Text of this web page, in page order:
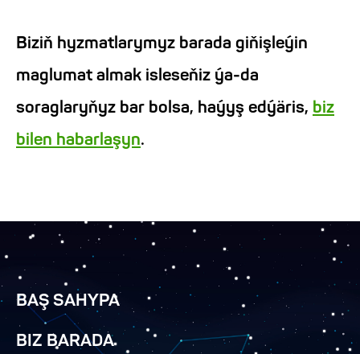
Biziň hyzmatlarymyz barada giňişleýin
maglumat almak isleseňiz ýa-da
soraglaryňyz bar bolsa, haýyş edýäris, biz
bilen habarlaşyn.
BAŞ SAHYPA
BIZ BARADA